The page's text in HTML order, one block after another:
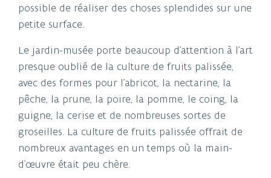
possible de réaliser des choses splendides sur une
petite surface.
Le jardin-musée porte beaucoup d’attention à l’art
presque oublié de la culture de fruits palissée,
avec des formes pour l’abricot, la nectarine, la
pêche, la prune, la poire, la pomme, le coing, la
guigne, la cerise et de nombreuses sortes de
groseilles. La culture de fruits palissée offrait de
nombreux avantages en un temps où la main-
d’œuvre était peu chère.